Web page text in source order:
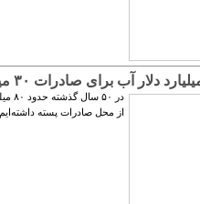
از محل صادرات پسته داشته‌ایم